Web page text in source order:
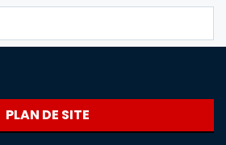
PLAN DE SITE